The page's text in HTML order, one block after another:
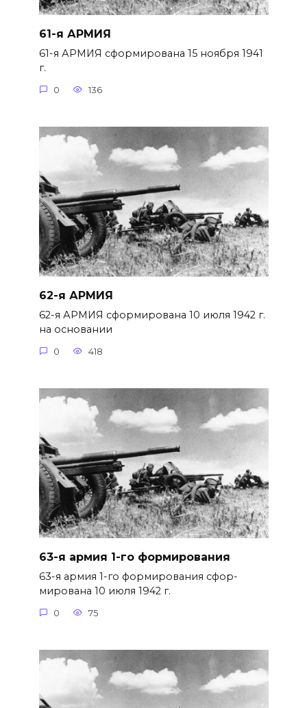
61-я АРМИЯ
61-я АРМИЯ сформирована 15 нояб­ря 1941
г.
0 136
62-я АРМИЯ
62-я АРМИЯ сформирована 10 июля 1942 г.
на основании
0 418
63-я армия 1-го формирования
63-я армия 1-го формирования сфор­
мирована 10 июля 1942 г.
0 75